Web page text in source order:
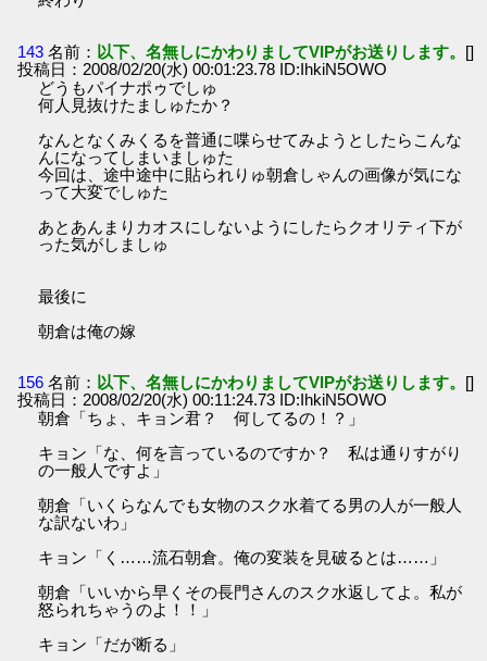
143 名前： 以下、名無しにかわりましてVIPがお送りします。 []
投稿日：2008/02/20(水) 00:01:23.78 ID:IhkiN5OWO
どうもパイナポゥでしゅ
何人見抜けたましゅたか？
なんとなくみくるを普通に喋らせてみようとしたらこんな
んになってしまいましゅた
今回は、途中途中に貼られりゅ朝倉しゃんの画像が気にな
って大変でしゅた
あとあんまりカオスにしないようにしたらクオリティ下が
った気がしましゅ
最後に
朝倉は俺の嫁
156 名前： 以下、名無しにかわりましてVIPがお送りします。 []
投稿日：2008/02/20(水) 00:11:24.73 ID:IhkiN5OWO
朝倉「ちょ、キョン君？ 何してるの！？」
キョン「な、何を言っているのですか？ 私は通りすがり
の一般人ですよ」
朝倉「いくらなんでも女物のスク水着てる男の人が一般人
な訳ないわ」
キョン「く……流石朝倉。俺の変装を見破るとは……」
朝倉「いいから早くその長門さんのスク水返してよ。私が
怒られちゃうのよ！！」
キョン「だが断る」